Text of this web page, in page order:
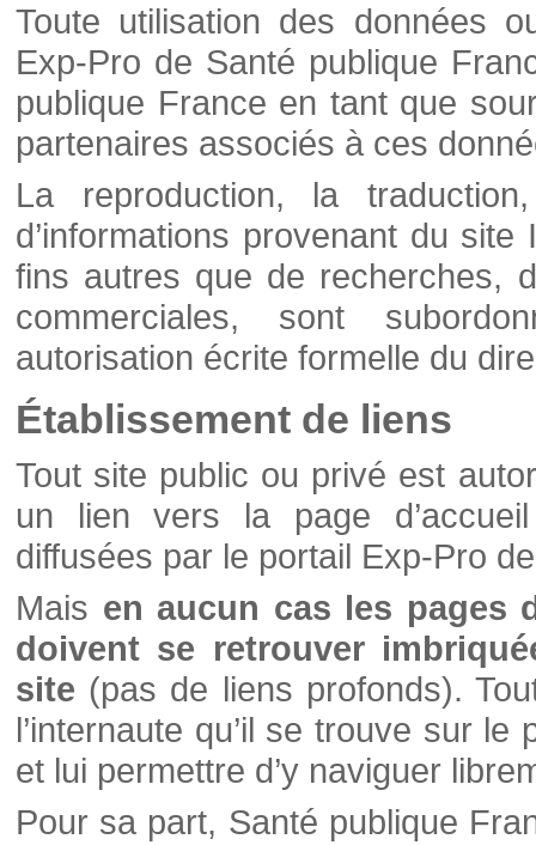
Toute utilisation des données
Exp-Pro de Santé publique
publique France en tant que
partenaires associés à ces
La reproduction, la
d’informations provenant du
fins autres que de recherches,
commerciales, sont
autorisation écrite formelle du
Établissement de liens
Tout site public ou privé est
un lien vers la page
diffusées par le portail Exp-Pro
Mais en aucun cas les pages
doivent se retrouver
site (pas de liens profonds).
l’internaute qu’il se trouve sur
et lui permettre d’y naviguer
Pour sa part, Santé publique